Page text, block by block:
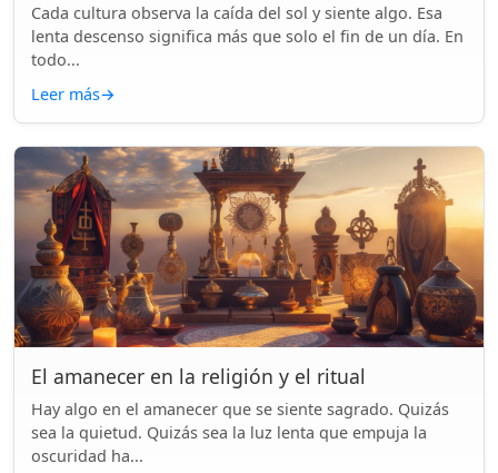
Cada cultura observa la caída del sol y siente algo. Esa
lenta descenso significa más que solo el fin de un día. En
todo...
Leer más→
El amanecer en la religión y el ritual
Hay algo en el amanecer que se siente sagrado. Quizás
sea la quietud. Quizás sea la luz lenta que empuja la
oscuridad ha...